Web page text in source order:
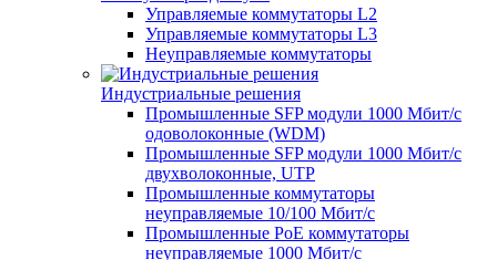
Управляемые коммутаторы L2
Управляемые коммутаторы L3
Неуправляемые коммутаторы
Индустриальные решения
Промышленные SFP модули 1000 Мбит/c
одоволоконные (WDM)
Промышленные SFP модули 1000 Мбит/c
двухволоконные, UTP
Промышленные коммутаторы
неуправляемые 10/100 Мбит/с
Промышленные PoE коммутаторы
неуправляемые 1000 Мбит/с